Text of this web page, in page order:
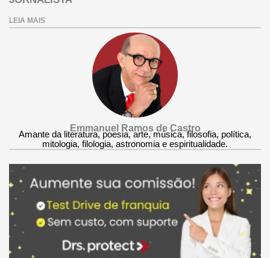
LEIA MAIS
Emmanuel Ramos de Castro
Amante da literatura, poesia, arte, música, filosofia, política,
mitologia, filologia, astronomia e espiritualidade.